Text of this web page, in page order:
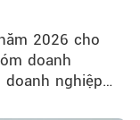
2026 cho
doanh
nghiệp